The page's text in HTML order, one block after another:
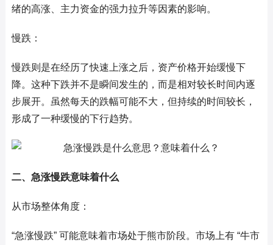
绪的高涨、主力资金的强力拉升等因素的影响。
慢跌：
慢跌则是在经历了快速上涨之后，资产价格开始缓慢下
降。这种下跌并不是瞬间发生的，而是相对较长时间内逐
步展开。虽然每天的跌幅可能不大，但持续的时间较长，
形成了一种缓慢的下行趋势。
二、急涨慢跌意味着什么
从市场整体角度：
“急涨慢跌” 可能意味着市场处于熊市阶段。市场上有 “牛市